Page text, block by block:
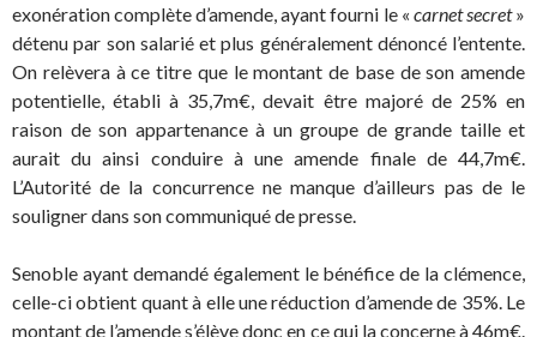
exonération complète d’amende, ayant fourni le « carnet secret»
détenu par son salarié et plus généralement dénoncé l’entente.
On relèvera à ce titre que le montant de base de son amende
potentielle, établi à 35,7m€, devait être majoré de 25% en
raison de son appartenance à un groupe de grande taille et
aurait du ainsi conduire à une amende finale de 44,7m€.
L’Autorité de la concurrence ne manque d’ailleurs pas de le
souligner dans son communiqué de presse.
Senoble ayant demandé également le bénéfice de la clémence,
celle-ci obtient quant à elle une réduction d’amende de 35%. Le
montant de l’amende s’élève donc en ce qui la concerne à 46m€.